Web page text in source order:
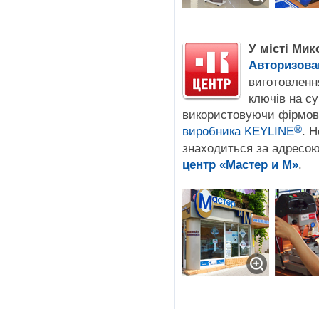
У місті
ключів на
використовуючи
виробника KEYLINE®.
знаходиться за
центр «Мастер и М».